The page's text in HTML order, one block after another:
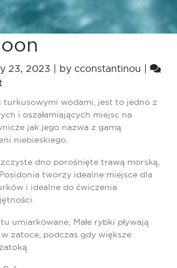
23, 2023 | by cconstantinou |
wodami, jest to jedno z
i oszałamiających miejsc na
jak jego nazwa z gamą
niebieskiego.
dno porośnięte trawą morską,
tworzy idealne miejsce dla
i idealne do ćwiczenia
umiarkowane; Małe rybki pływają
w zatoce, podczas gdy większe